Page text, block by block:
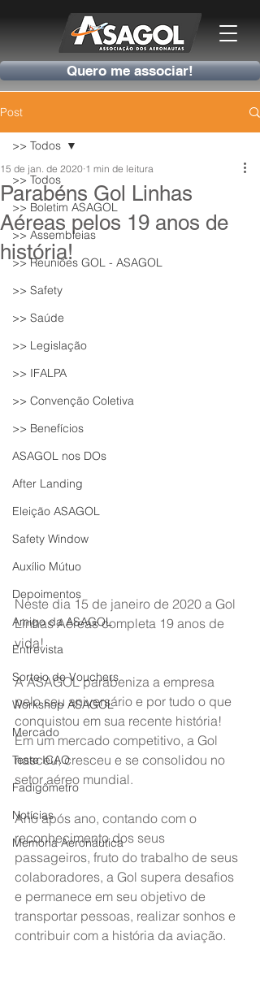
Quero me associar!
Post
>> Todos
>> Boletim ASAGOL
>> Assembleias
>> Reuniões GOL - ASAGOL
>> Safety
>> Saúde
>> Legislação
>> IFALPA
>> Convenção Coletiva
>> Benefícios
ASAGOL nos DOs
After Landing
Eleição ASAGOL
Safety Window
Auxílio Mútuo
Depoimentos
Amigo da ASAGOL
Entrevista
Sorteio de Vouchers
Workshop ASAGOL
Mercado
Teste ICAO
Fadigômetro
Notícias
Memória Aeronáutica
>> Todos
Parabéns Gol Linhas
Aéreas pelos 19 anos de
história!
15 de jan. de 2020 1 min de leitura
Neste dia 15 de janeiro de 2020 a Gol
Linhas Aéreas completa 19 anos de
vida!
A ASAGOL parabeniza a empresa
pelo seu aniversário e por tudo o que
conquistou em sua recente história!
Em um mercado competitivo, a Gol
nasceu, cresceu e se consolidou no
setor aéreo mundial.
Ano após ano, contando com o
reconhecimento dos seus
passageiros, fruto do trabalho de seus
colaboradores, a Gol supera desafios
e permanece em seu objetivo de
transportar pessoas, realizar sonhos e
contribuir com a história da aviação.